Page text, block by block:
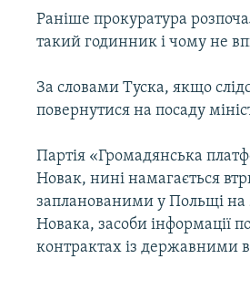
Раніше прокуратура
такий годинник і чому не
За словами Туска, якщо
повернутися на посаду
Партія «Громадянська
Новак, нині намагається
запланованими у Польщі на
Новака, засоби інформації
контрактах із державними